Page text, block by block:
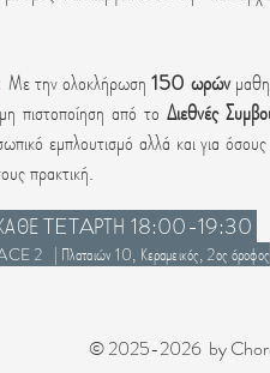
Με την ολοκλήρωση150 ωρών
πιστοποίηση από το Διεθνές
εμπλουτισμό αλλά και για
πρακτική.
TETAΡΤΗ 18:00-19:30
2 | Πλαταιών 10, Κεραμεικός, 2ος όροφος
© 2025-2026 by